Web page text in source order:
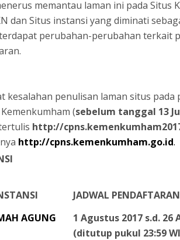
memantau laman ini pada Situs
dan Situs instansi yang diminati
perubahan-perubahan terkait
kesalahan penulisan laman situs pada
(sebelum tanggal 13
http://
http://cpns.kemenkumham.go.id.
JADWAL
AGUNG
1 Agustus 2017 s.d. 26
(ditutup pukul 23:59